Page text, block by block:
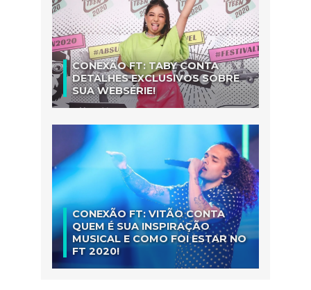
CONEXÃO FT: TABY CONTA
DETALHES EXCLUSIVOS SOBRE
SUA WEBSÉRIE!
CONEXÃO FT: VITÃO CONTA
QUEM É SUA INSPIRAÇÃO
MUSICAL E COMO FOI ESTAR NO
FT 2020!